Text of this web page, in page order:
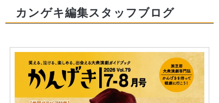
カンゲキ編集スタッフブログ